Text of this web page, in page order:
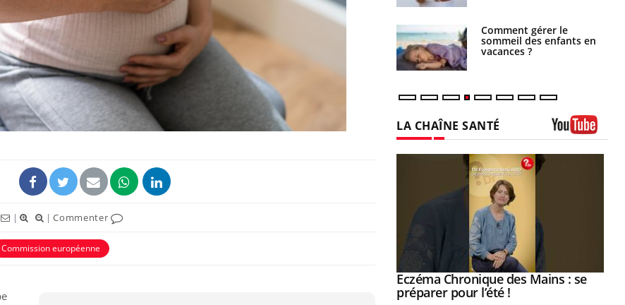
| |Commenter
Commission européenne
Grossesse et chaleur : ce Comment gérer le
sommeil des enfants en
vacances ?
LA CHAÎNE SANTÉ
en fer : comprendre pour
Youtube
irritabilité, brouillard mental ou
alopécie… Les symptômes de la
en fer sont multiples ce qui la rend
Youtube
Eczéma Chronique des Mains : se
préparer pour l’été !Youtube